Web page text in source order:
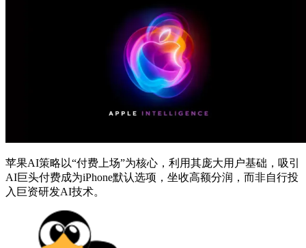
苹果AI策略以“付费上场”为核心，利用其庞大用户基础，吸引
AI巨头付费成为iPhone默认选项，坐收高额分润，而非自行投
入巨资研发AI技术。